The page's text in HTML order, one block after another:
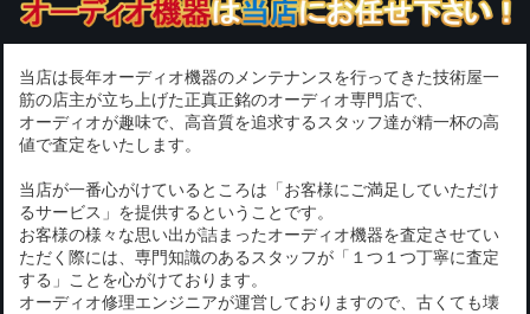
当店は長年オーディオ機器のメンテナンスを行ってきた技術屋一
筋の店主が立ち上げた正真正銘のオーディオ専門店で、
オーディオが趣味で、高音質を追求するスタッフ達が精一杯の高
値で査定をいたします。
当店が一番心がけているところは「お客様にご満足していただけ
るサービス」を提供するということです。
お客様の様々な思い出が詰まったオーディオ機器を査定させてい
ただく際には、専門知識のあるスタッフが「１つ１つ丁寧に査定
する」ことを心がけております。
オーディオ修理エンジニアが運営しておりますので、古くても壊